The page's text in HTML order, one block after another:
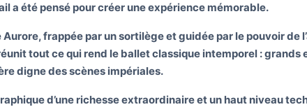
a été pensé pour créer une expérience mémorable.
Aurore, frappée par un sortilège et guidée par le pouvoir
tout ce qui rend le ballet classique intemporel :
digne des scènes impériales.
d’une richesse extraordinaire et un haut niveau